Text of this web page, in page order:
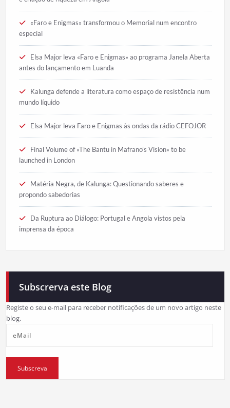
«Faro e Enigmas» transformou o Memorial num encontro
especial
Elsa Major leva «Faro e Enigmas» ao programa Janela Aberta
antes do lançamento em Luanda
Kalunga defende a literatura como espaço de resistência num
mundo líquido
Elsa Major leva Faro e Enigmas às ondas da rádio CEFOJOR
Final Volume of «The Bantu in Mafrano’s Vision» to be
launched in London
Matéria Negra, de Kalunga: Questionando saberes e
propondo sabedorias
Da Ruptura ao Diálogo: Portugal e Angola vistos pela
imprensa da época
Subscrerva este Blog
Registe o seu e-mail para receber notificações de um novo artigo neste
blog.
Subscreva